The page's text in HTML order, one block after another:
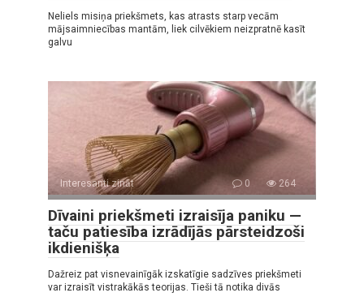
Neliels misiņa priekšmets, kas atrasts starp vecām
mājsaimniecības mantām, liek cilvēkiem neizpratnē kasīt
galvu
Interesanti zināt 0 264
Dīvaini priekšmeti izraisīja paniku —
taču patiesība izrādījās pārsteidzoši
ikdienišķa
Dažreiz pat visnevainīgāk izskatīgie sadzīves priekšmeti
var izraisīt vistrakākās teorijas. Tieši tā notika divās